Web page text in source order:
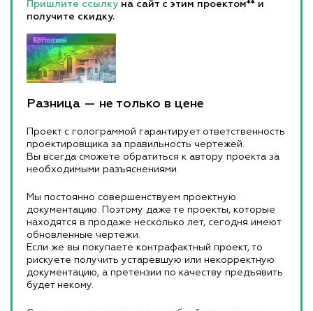
Пришлите ссылку на сайт с этим проектом** и
получите скидку.
Разница — не только в цене
Проект с голограммой гарантирует ответственность
проектировщика за правильность чертежей.
Вы всегда сможете обратиться к автору проекта за
необходимыми разъяснениями.
Мы постоянно совершенствуем проектную
документацию. Поэтому даже те проекты, которые
находятся в продаже несколько лет, сегодня имеют
обновленные чертежи.
Если же вы покупаете контрафактный проект, то
рискуете получить устаревшую или некорректную
документацию, а претензии по качеству предъявить
будет некому.